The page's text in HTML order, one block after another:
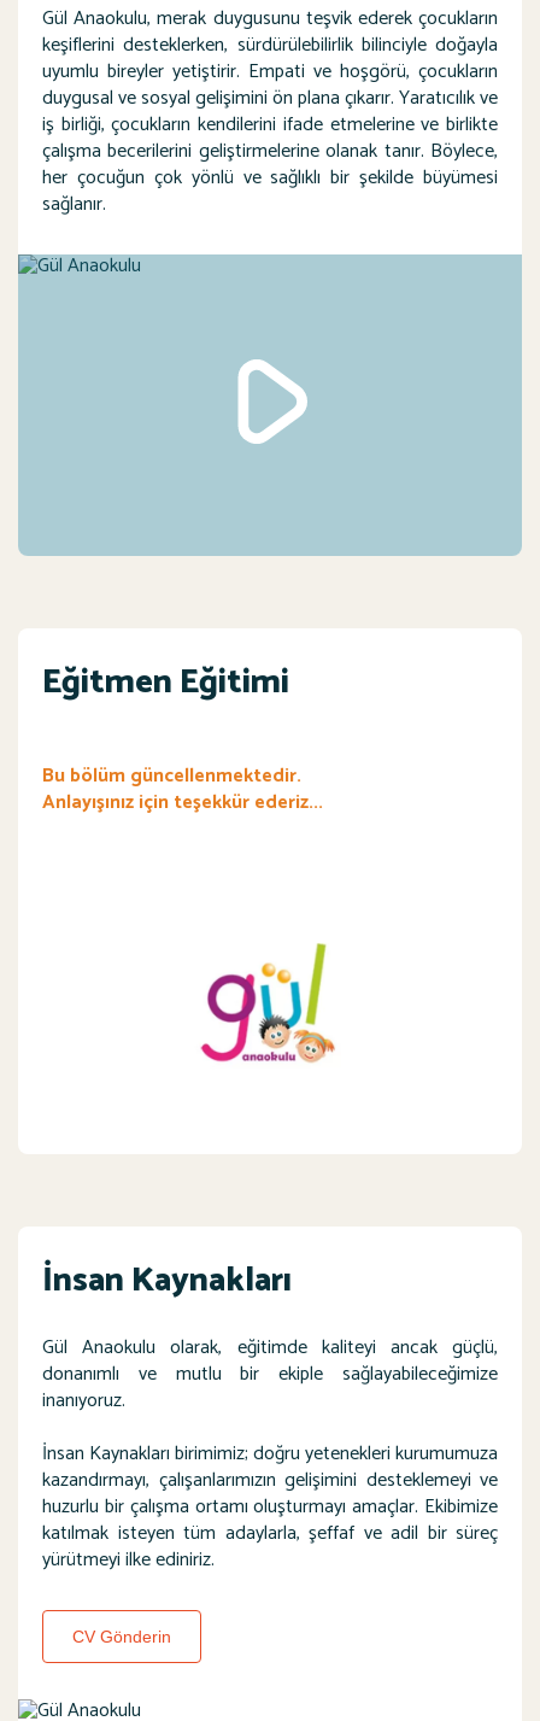
Gül Anaokulu, merak duygusunu teşvik ederek çocukların
keşiflerini desteklerken, sürdürülebilirlik bilinciyle doğayla
uyumlu bireyler yetiştirir. Empati ve hoşgörü, çocukların
duygusal ve sosyal gelişimini ön plana çıkarır. Yaratıcılık ve
iş birliği, çocukların kendilerini ifade etmelerine ve birlikte
çalışma becerilerini geliştirmelerine olanak tanır. Böylece,
her çocuğun çok yönlü ve sağlıklı bir şekilde büyümesi
sağlanır.
Eğitmen Eğitimi
Bu bölüm güncellenmektedir.
Anlayışınız için teşekkür ederiz...
İnsan Kaynakları
Gül Anaokulu olarak, eğitimde kaliteyi ancak güçlü,
donanımlı ve mutlu bir ekiple sağlayabileceğimize
inanıyoruz.
İnsan Kaynakları birimimiz; doğru yetenekleri kurumumuza
kazandırmayı, çalışanlarımızın gelişimini desteklemeyi ve
huzurlu bir çalışma ortamı oluşturmayı amaçlar. Ekibimize
katılmak isteyen tüm adaylarla, şeffaf ve adil bir süreç
yürütmeyi ilke ediniriz.
CV Gönderin